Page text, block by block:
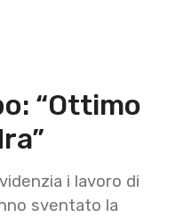
“Ottimo
i lavoro di
sventato la